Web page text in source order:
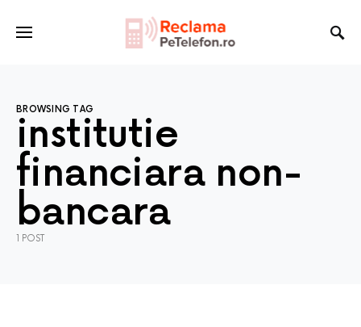
BROWSING TAG
institutie
financiara non-
bancara
1 POST